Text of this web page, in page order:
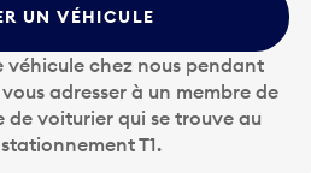
UN VÉHICULE
véhicule chez nous pendant
adresser à un membre de
de voiturier qui se trouve au
T1.